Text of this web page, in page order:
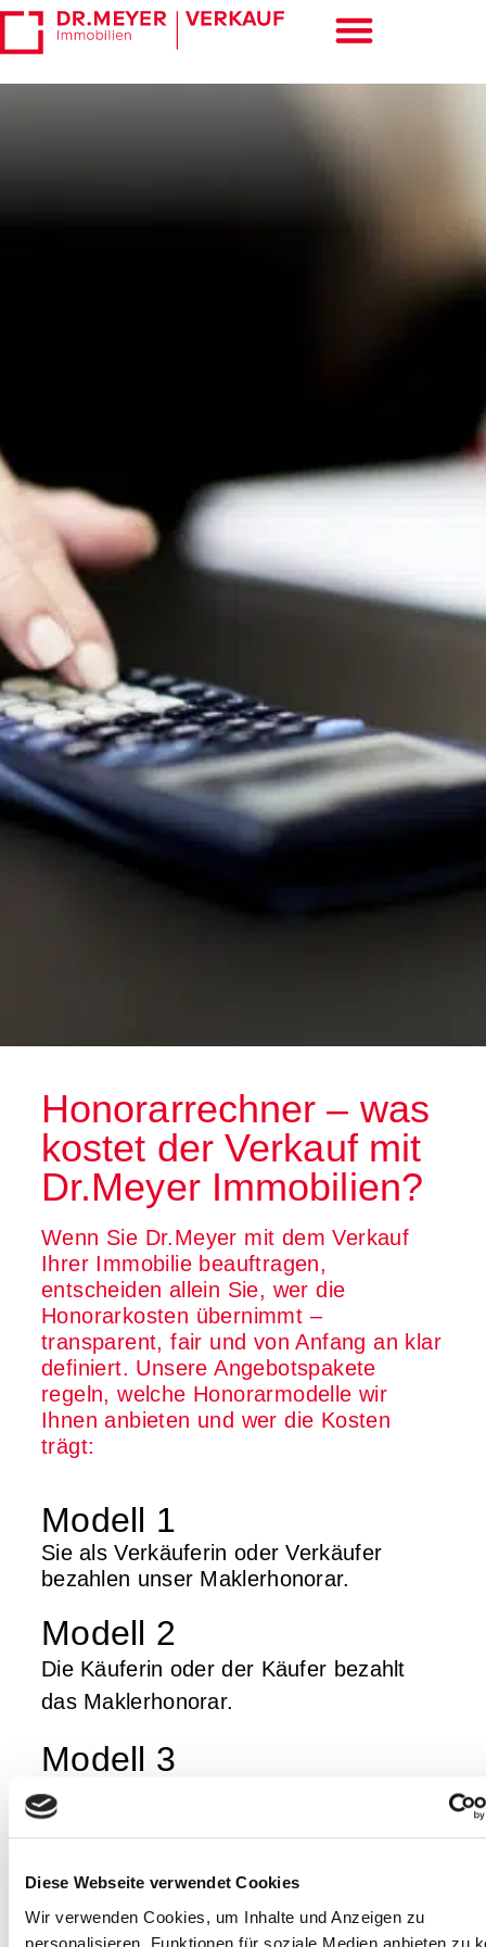
Diese Webseite verwendet Cookies
Wir verwenden Cookies, um Inhalte und Anzeigen zu
personalisieren, Funktionen für soziale Medien anbieten zu
Honorarrechner – was
kostet der Verkauf mit
Dr.Meyer Immobilien?
Wenn Sie Dr.Meyer mit dem Verkauf
Ihrer Immobilie beauftragen,
entscheiden allein Sie, wer die
Honorarkosten übernimmt –
transparent, fair und von Anfang an klar
definiert. Unsere Angebotspakete
regeln, welche Honorarmodelle wir
Ihnen anbieten und wer die Kosten
trägt:
Modell 1
Sie als Verkäuferin oder Verkäufer
bezahlen unser Maklerhonorar.
Modell 2
Die Käuferin oder der Käufer bezahlt
das Maklerhonorar.
Modell 3
Sie zahlen nur für die Dienstleistungen,
die Sie in Anspruch nehmen. Individuell